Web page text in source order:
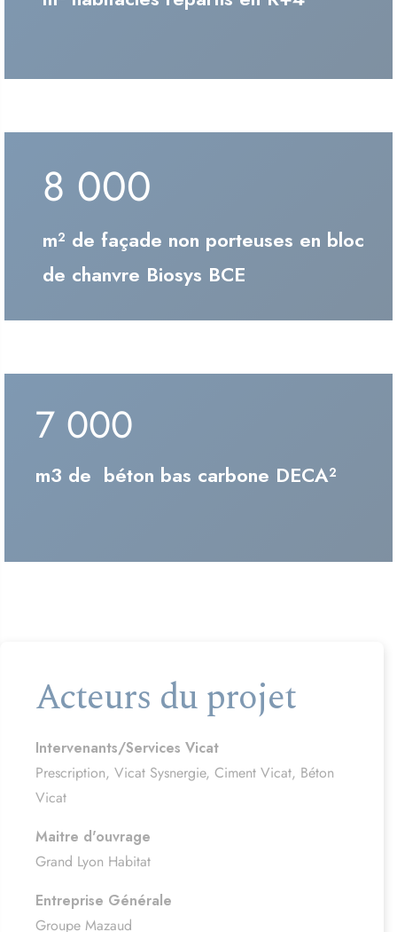
8 000
m² de façade non porteuses en bloc
de chanvre Biosys BCE
7 000
m3 de béton bas carbone DECA²
Acteurs du projet
Intervenants/Services Vicat
Prescription, Vicat Sysnergie, Ciment Vicat, Béton
Vicat
Maitre d'ouvrage
Grand Lyon Habitat
Entreprise Générale
Groupe Mazaud